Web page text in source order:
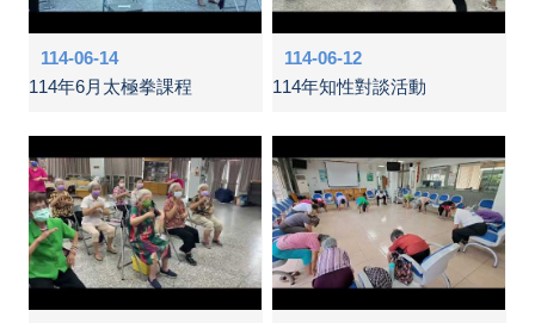
114-06-14
114年6月太極拳課程
114-06-12
114年知性對談活動